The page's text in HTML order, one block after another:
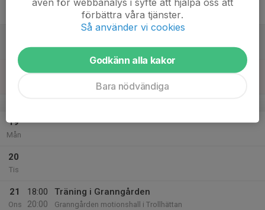
19
Mån
20
Tis
21
Ons
18:00
20:00
Träning i Granngården
Granngården motionshall i Trollhättan
förbättra våra tjänster.
Så använder vi cookies
Godkänn alla kakor
Bara nödvändiga